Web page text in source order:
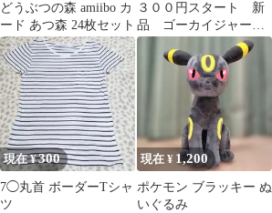
どうぶつの森 amiibo カ
ード あつ森 24枚セット
３００円スタート 新
品 ゴーカイジャー
箸 ケース セット
日本製
現在 ¥300
7◯丸首 ボーダーTシャ
ツ
現在 ¥ 1,200
ポケモン ブラッキー ぬ
いぐるみ